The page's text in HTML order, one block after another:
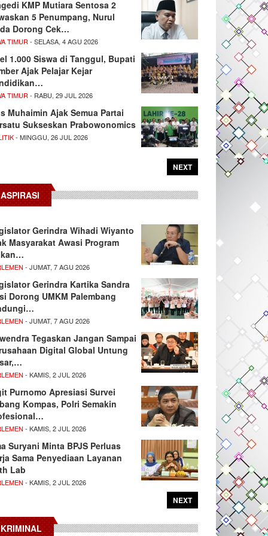
KMP Mutiara Sentosa 2
5 Penumpang, Nurul
Dorong Cek…
TIMUR - SELASA, 4 AGU 2026
1.000 Siswa di Tanggul, Bupati
Ajak Pelajar Kejar
TIMUR - RABU, 29 JUL 2026
Muhaimin Ajak Semua Partai
Sukseskan Prabowonomics
- MINGGU, 26 JUL 2026
NEXT
ASPIRASI
Gerindra Wihadi Wiyanto
Masyarakat Awasi Program
- JUMAT, 7 AGU 2026
Gerindra Kartika Sandra
Dorong UMKM Palembang
- JUMAT, 7 AGU 2026
Tegaskan Jangan Sampai
Digital Global Untung
- KAMIS, 2 JUL 2026
Purnomo Apresiasi Survei
Kompas, Polri Semakin
- KAMIS, 2 JUL 2026
Suryani Minta BPJS Perluas
Sama Penyediaan Layanan
Lab
- KAMIS, 2 JUL 2026
NEXT
KRIMINAL